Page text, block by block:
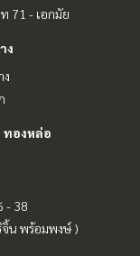
71 - เอกมัย
ง
ง
ทองหล่อ
- 38
น พร้อมพงษ์ )